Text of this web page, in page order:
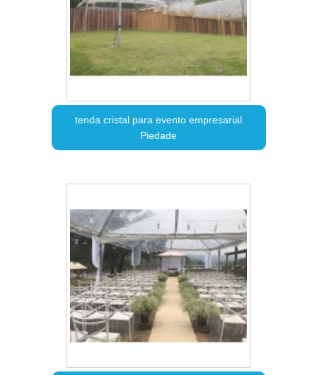
tenda cristal para evento empresarial
Piedade